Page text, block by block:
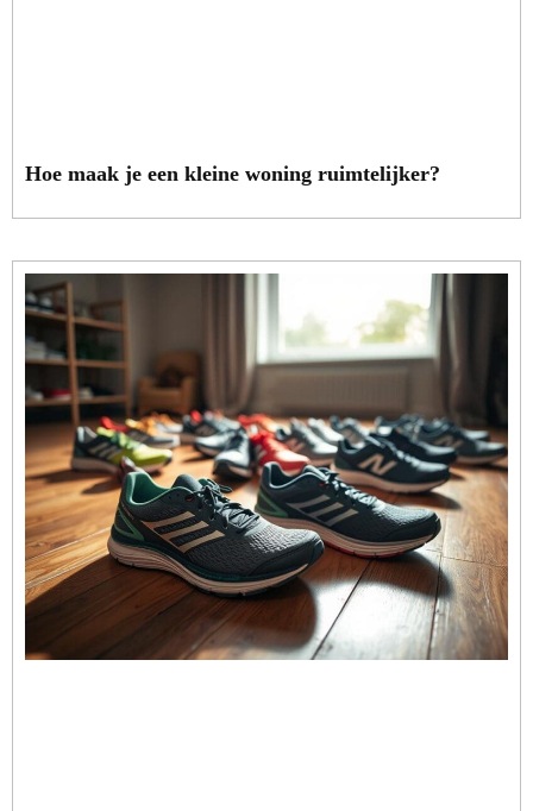
Hoe maak je een kleine woning ruimtelijker?